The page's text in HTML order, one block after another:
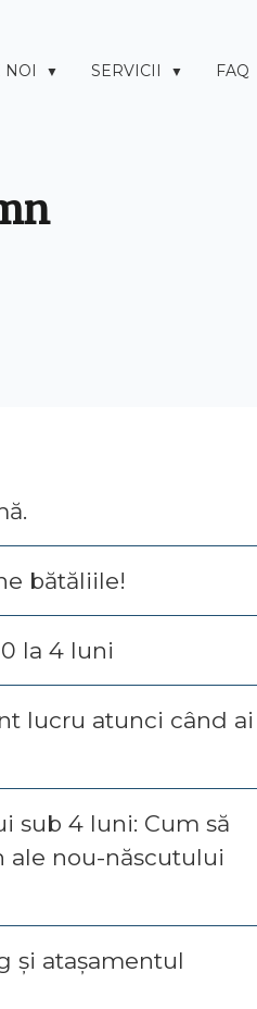
NOI ▼ SERVICII ▼ FAQ
bătăliile!
la 4 luni
lucru atunci când ai
sub 4 luni: Cum să
ale nou-născutului
și atașamentul